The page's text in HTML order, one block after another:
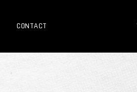
CONTACT